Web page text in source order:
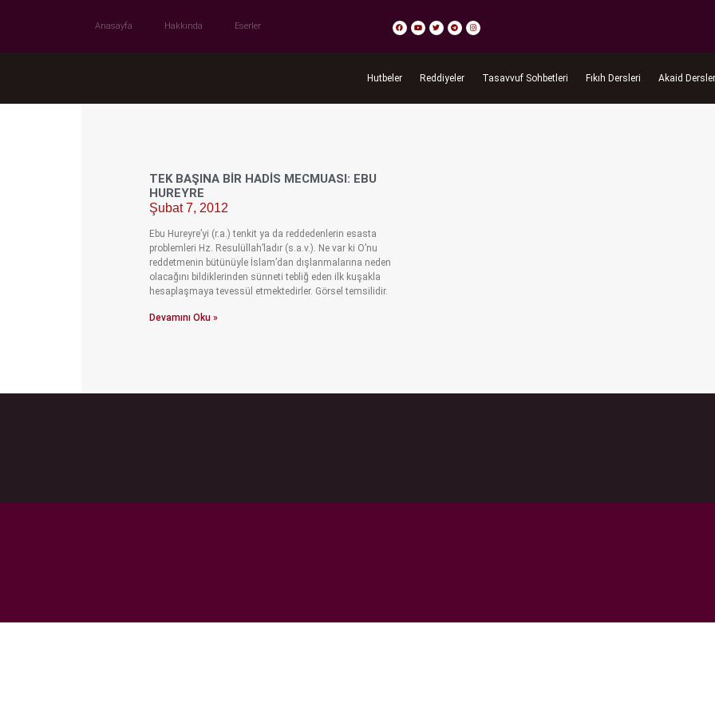
Anasayfa Hakkında Eserler
Hutbeler Reddiyeler Tasavvuf Sohbetleri Fıkıh Dersleri Akaid
TEK BAŞINA BIR HADIS MECMUASI: EBU
HUREYRE
Şubat 7, 2012
Ebu Hureyre’yi (r.a.) tenkit ya da reddedenlerin esasta
problemleri Hz. Resulüllah’ladır (s.a.v.). Ne var ki O’nu
reddetmenin bütünüyle İslam’dan dışlanmalarına neden
olacağını bildiklerinden sünneti tebliğ eden ilk kuşakla
hesaplaşmaya tevessül etmektedirler. Görsel temsilidir.
Devamını Oku »